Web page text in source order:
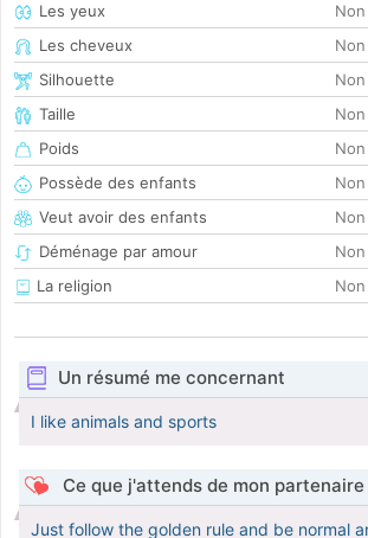
Les yeux
Les cheveux
Silhouette
Taille
Poids
Possède des enfants
Veut avoir des enfants
Déménage par amour
La religion
Un résumé me concernant
I like animals and sports
Ce que j'attends de mon partenaire
Just follow the golden rule and be normal